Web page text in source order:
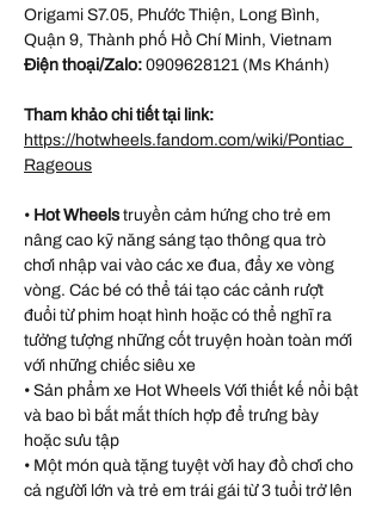
Origami S7.05, Phước Thiện, Long Bình,
Quận 9, Thành phố Hồ Chí Minh, Vietnam
Điện thoại/Zalo: 0909628121 (Ms Khánh)
Tham khảo chi tiết tại link:
https://hotwheels.fandom.com/wiki/Pontiac_
Rageous
• Hot Wheelstruyền cảm hứng cho trẻ em
nâng cao kỹ năng sáng tạo thông qua trò
chơi nhập vai vào các xe đua, đẩy xe vòng
vòng. Các bé có thể tái tạo các cảnh rượt
đuổi từ phim hoạt hình hoặc có thể nghĩ ra
tưởng tượng những cốt truyện hoàn toàn mới
với những chiếc siêu xe
• Sản phẩm xe Hot Wheels Với thiết kế nổi bật
và bao bì bắt mắt thích hợp để trưng bày
hoặc sưu tập
• Một món quà tặng tuyệt vời hay đồ chơi cho
cả người lớn và trẻ em trái gái từ 3 tuổi trở lên